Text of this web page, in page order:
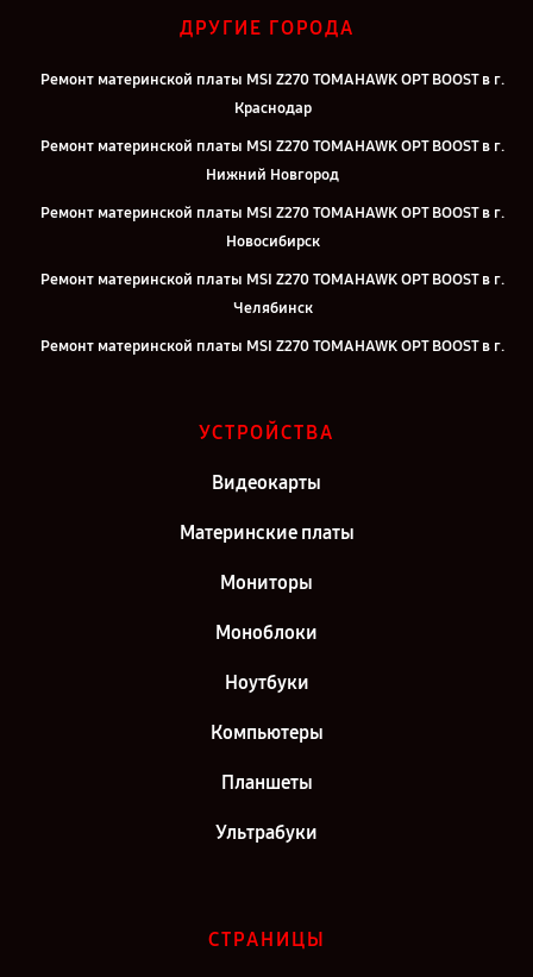
ДРУГИЕ ГОРОДА
Ремонт материнской платы MSI Z270 TOMAHAWK OPT BOOST в г.
Краснодар
Ремонт материнской платы MSI Z270 TOMAHAWK OPT BOOST в г.
Нижний Новгород
Ремонт материнской платы MSI Z270 TOMAHAWK OPT BOOST в г.
Новосибирск
Ремонт материнской платы MSI Z270 TOMAHAWK OPT BOOST в г.
Челябинск
Ремонт материнской платы MSI Z270 TOMAHAWK OPT BOOST в г.
Казань
Ремонт материнской платы MSI Z270 TOMAHAWK OPT BOOST в г.
Ремонт материнской платы MSI Z270 TOMAHAWK OPT BOOST в г.
Санкт-Петербург
УСТРОЙСТВА
Видеокарты
Материнские платы
Мониторы
Моноблоки
Ноутбуки
Компьютеры
Планшеты
Ультрабуки
СТРАНИЦЫ